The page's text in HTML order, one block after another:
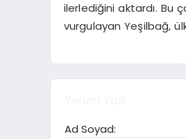
ilerlediğini aktardı. Bu
vurgulayan Yeşilbağ,
Ad Soyad: